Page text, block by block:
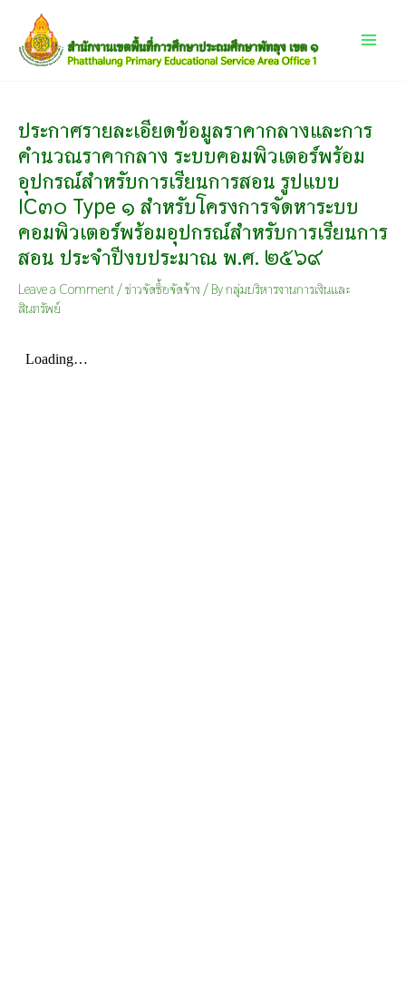
content
Menu
ประกาศรายละเอียดข้อมูลราคากลางและการ
คำนวณราคากลาง ระบบคอมพิวเตอร์พร้อม
อุปกรณ์สำหรับการเรียนการสอน รูปแบบ
IC๓๐ Type ๑ สำหรับโครงการจัดหาระบบ
คอมพิวเตอร์พร้อมอุปกรณ์สำหรับการเรียนการ
สอน ประจำปีงบประมาณ พ.ศ. ๒๕๖๙
Leave a Comment /ข่าวจัดซื้อจัดจ้าง / Byกลุ่มบริหารงานการเงินและ
สินทรัพย์